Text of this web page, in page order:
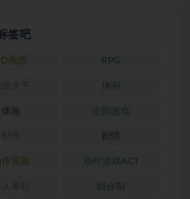
签吧
画面 RPG
休闲
体验 全部游戏
剧情
作冒险 动作游戏ACT
回合制